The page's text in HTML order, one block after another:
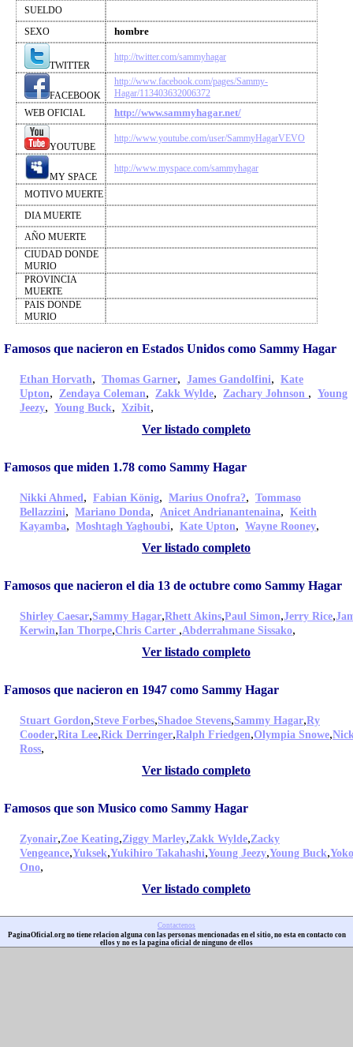
SUELDO
SEXO
hombre
TWITTER
http://twitter.com/sammyhagar
FACEBOOK
http://www.facebook.com/pages/Sammy-
Hagar/113403632006372
WEB OFICIAL
http://www.sammyhagar.net/
YOUTUBE
http://www.youtube.com/user/SammyHagarVEVO
MY SPACE
http://www.myspace.com/sammyhagar
MOTIVO MUERTE
DIA MUERTE
AÑO MUERTE
CIUDAD DONDE
MURIO
PROVINCIA
MUERTE
PAIS DONDE
MURIO
Famosos que nacieron en Estados Unidos como Sammy Hagar
Ethan Horvath, Thomas Garner, James Gandolfini, Kate
Upton, Zendaya Coleman, Zakk Wylde, Zachary Johnson , Young
Jeezy, Young Buck, Xzibit,
Ver listado completo
Famosos que miden 1.78 como Sammy Hagar
Nikki Ahmed, Fabian König, Marius Onofra?, Tommaso
Bellazzini, Mariano Donda, Anicet Andrianantenaina, Keith
Kayamba, Moshtagh Yaghoubi, Kate Upton, Wayne Rooney,
Ver listado completo
Famosos que nacieron el dia 13 de octubre como Sammy Hagar
Shirley Caesar,Sammy Hagar,Rhett Akins,Paul Simon,Jerry Rice,
Kerwin,Ian Thorpe,Chris Carter ,Abderrahmane Sissako,
Ver listado completo
Famosos que nacieron en 1947 como Sammy Hagar
Stuart Gordon,Steve Forbes,Shadoe Stevens,Sammy Hagar,Ry
Cooder,Rita Lee,Rick Derringer,Ralph Friedgen,Olympia Snowe,
Ross,
Ver listado completo
Famosos que son Musico como Sammy Hagar
Zyonair,Zoe Keating,Ziggy Marley,Zakk Wylde,Zacky
Vengeance,Yuksek,Yukihiro Takahashi,Young Jeezy,Young Buck,Yoko
Ono,
Ver listado completo
Contactenos
PaginaOficial.org no tiene relacion alguna con las personas mencionadas en el sitio, no esta en contacto con
ellos y no es la pagina oficial de ninguno de ellos